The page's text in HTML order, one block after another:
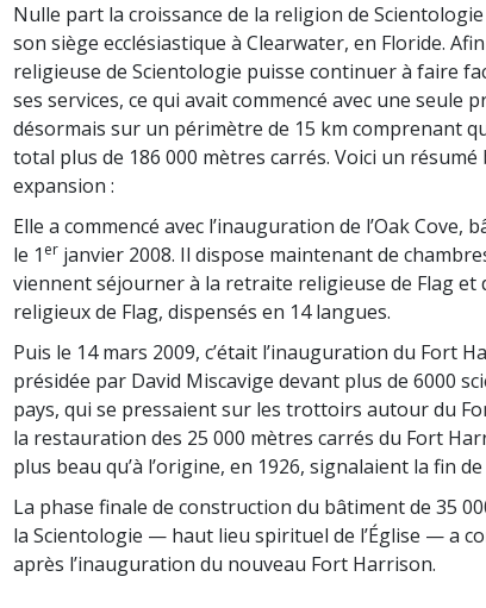
Nulle part la croissance de la religion de Scientologie
son siège ecclésiastique à Clearwater, en Floride.
religieuse de Scientologie puisse continuer à faire
ses services, ce qui avait commencé avec une seule
désormais sur un périmètre de 15 km comprenant
total plus de 186 000 mètres carrés. Voici un
expansion :
Elle a commencé avec l’inauguration de l’Oak Cove,
le 1 er janvier 2008. Il dispose maintenant de
viennent séjourner à la retraite religieuse de Flag et
religieux de Flag, dispensés en 14 langues.
Puis le 14 mars 2009, c’était l’inauguration du Fort
présidée par David Miscavige devant plus de 6000
pays, qui se pressaient sur les trottoirs autour du
la restauration des 25 000 mètres carrés du Fort
plus beau qu’à l’origine, en 1926, signalaient la fin
La phase finale de construction du bâtiment de 35
la Scientologie — haut lieu spirituel de l’Église — a
après l’inauguration du nouveau Fort Harrison.